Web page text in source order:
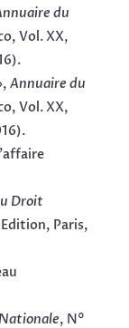
du
Vol. XX,
Annuaire du
Vol. XX,
Droit
Edition, Paris,
, N°